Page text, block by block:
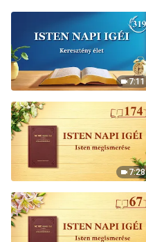
7:11
7:28